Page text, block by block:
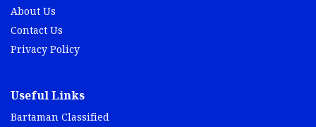
About Us
Contact Us
Privacy Policy
Useful Links
Bartaman Classified